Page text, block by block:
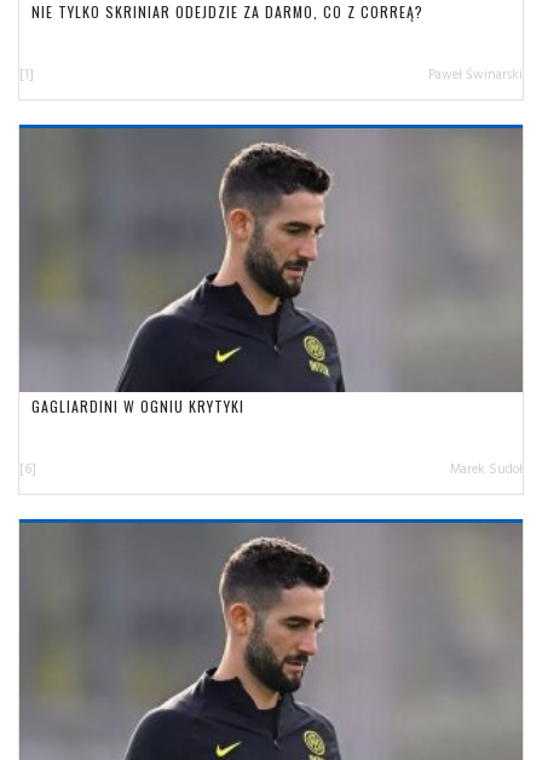
NIE TYLKO SKRINIAR ODEJDZIE ZA DARMO, CO Z CORREĄ?
[1] Paweł Świnarski
GAGLIARDINI W OGNIU KRYTYKI
[6] Marek Sudoł